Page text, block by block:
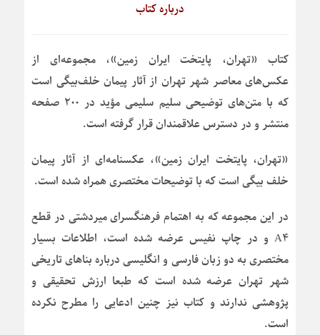
درباره کتاب
کتاب «تهران، پایتخت ایران زمین»، مجموعه‌ای از
عکس‌های معاصر شهر تهران از آثار پیمان خلف‌بیگی است
که با متن‌های توضیحی سلیم سلیمی مؤید در ۲۰۰ صفحه
منتشر و در دسترس علاقمندان قرار گرفته است.
«تهران، پایتخت ایران زمین»، عکسنامه‌ای از آثار پیمان
خلف بیگی است که با توضیحات مختصری همراه شده است.
در این مجموعه که به اهتمام فرهنگسرای میردشتی در قطع
A4 و در چاپ نفیس عرضه شده است، اطلاعات بسیار
مختصری به دو زبان فارسی و انگلیسی درباره بناهای تاریخی
شهر تهران عرضه شده است که طبعا ارزش تحقیقی و
پژوهشی ندارند و کتاب نیز چنین ادعایی را مطرح نکرده
است.